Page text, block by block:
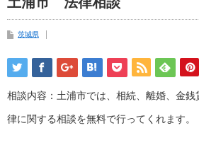
茨城県
相談内容：土浦市では、相続、離婚、金
律に関する相談を無料で行ってくれます。